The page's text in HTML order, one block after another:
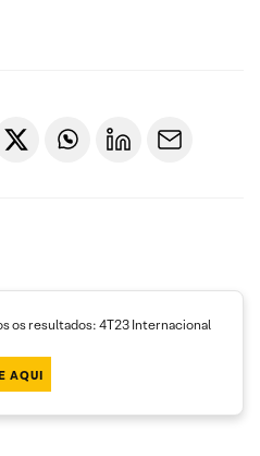
os resultados: 4T23 Internacional
AQUI